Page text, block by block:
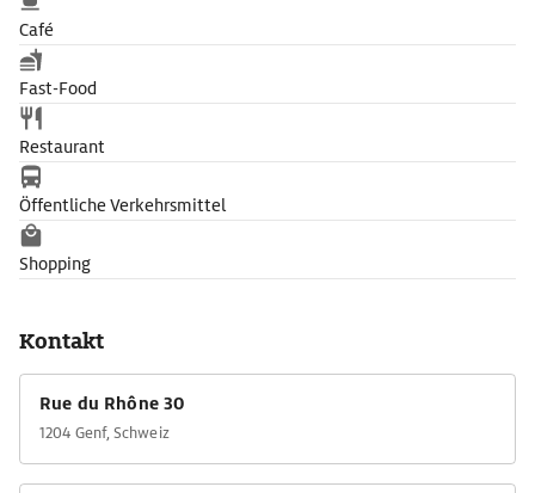
Café
Fast-Food
Restaurant
Öffentliche Verkehrsmittel
Shopping
Kontakt
Rue du Rhône 30
1204 Genf, Schweiz